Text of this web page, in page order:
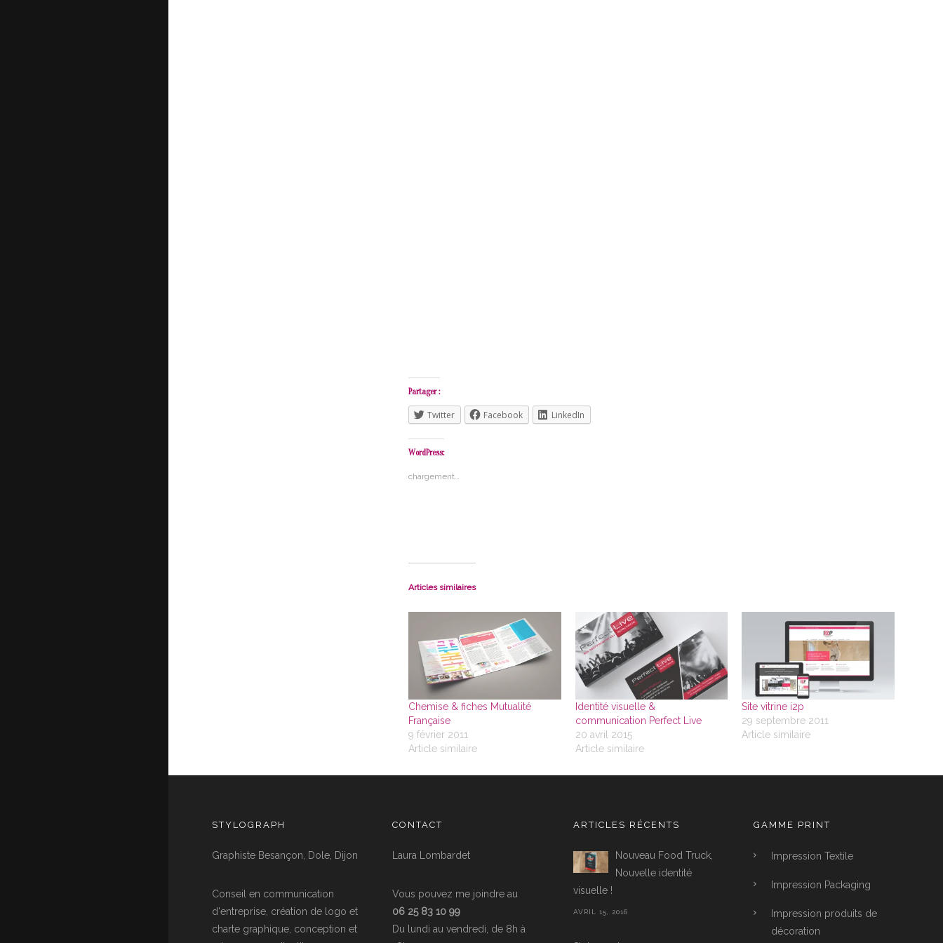
Partager :
Twitter Facebook LinkedIn
WordPress:
chargement…
Articles similaires
Chemise & fiches Mutualité
Française
9 février 2011
Article similaire
Identité visuelle &
communication Perfect Live
20 avril 2015
Article similaire
Site vitrine i2p
29 septembre 2011
Article similaire
STYLOGRAPH
Graphiste Besançon, Dole, Dijon
Conseil en communication
d'entreprise, création de logo et
charte graphique, conception et
CONTACT
Laura Lombardet
Vous pouvez me joindre au
06 25 83 10 99
Du lundi au vendredi, de 8h à
ARTICLES RÉCENTS
Nouveau Food Truck,
Nouvelle identité
visuelle !
AVRIL 15, 2016
GAMME PRINT
Impression Textile
Impression Packaging
Impression produits de
décoration